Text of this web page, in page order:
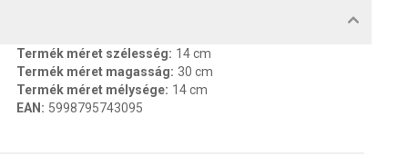
Termék méret szélesség: 14 cm
Termék méret magasság: 30 cm
Termék méret mélysége: 14 cm
EAN : 5998795743095